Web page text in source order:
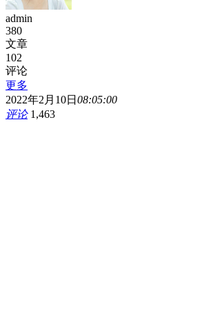
admin
380
文章
102
评论
更多
2022年2月10日 08:05:00
评论1,463